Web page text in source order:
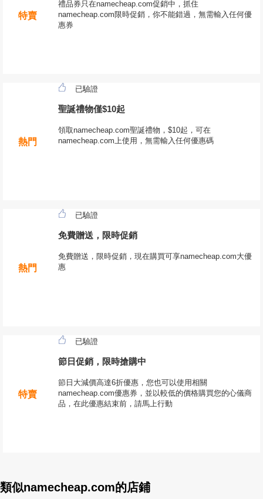
特賣
禮品券只在namecheap.com促銷中，抓住
namecheap.com限時促銷，你不能錯過，無需輸入任何優
惠券
熱門
已驗證
聖誕禮物僅$10起
領取namecheap.com聖誕禮物，$10起，可在
namecheap.com上使用，無需輸入任何優惠碼
熱門
已驗證
免費贈送，限時促銷
免費贈送，限時促銷，現在購買可享namecheap.com大優
惠
特賣
已驗證
節日促銷，限時搶購中
節日大減價高達6折優惠，您也可以使用相關
namecheap.com優惠券，並以較低的價格購買您的心儀商
品，在此優惠結束前，請馬上行動
類似namecheap.com的店鋪